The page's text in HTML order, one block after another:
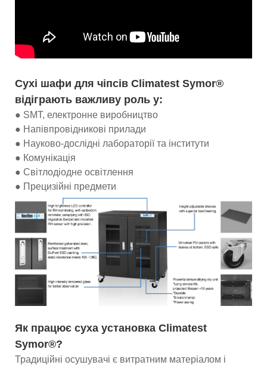
Сухі шафи для чіпсів Climatest Symor®
відіграють важливу роль у:
● SMT, електронне виробництво
● Напівпровідникові прилади
● Науково-дослідні лабораторії та інститути
● Комунікація
● Світлодіодне освітлення
● Прецизійні предмети
Як працює суха установка Climatest
Symor®?
Традиційні осушувачі є витратним матеріалом і